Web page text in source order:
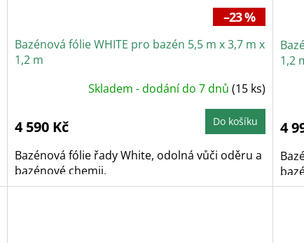
–23 %
Bazénová fólie WHITE pro bazén 5,5 m x 3,7 m x
1,2 m
Skladem - dodání do 7 dnů (15 ks)
4 590 Kč Do košíku
Bazénová fólie řady White, odolná vůči oděru a
bazénové chemii.
1,2
4